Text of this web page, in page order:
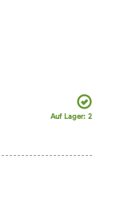
Auf Lager: 2